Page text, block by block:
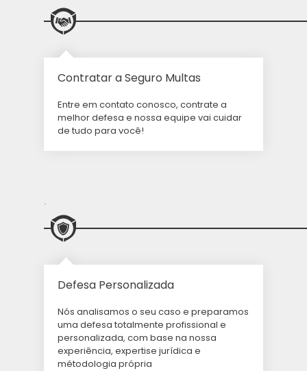
Contratar a Seguro Multas
Entre em contato conosco, contrate a
melhor defesa e nossa equipe vai cuidar
de tudo para você!
.
Defesa Personalizada
Nós analisamos o seu caso e preparamos
uma defesa totalmente profissional e
personalizada, com base na nossa
experiência, expertise jurídica e
métodologia própria